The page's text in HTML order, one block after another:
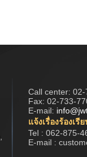
Call center: 02-
Fax: 02-733-
E-mail:
แจ้งเรื่องร้องเรี
Tel : 062-875-
E-mail :